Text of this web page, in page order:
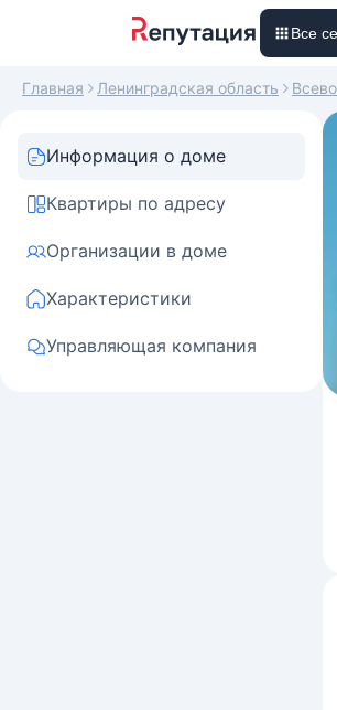
Все
Главная Ленинградская область
Информация о доме
Квартиры по адресу
Организации в доме
Характеристики
Управляющая компания